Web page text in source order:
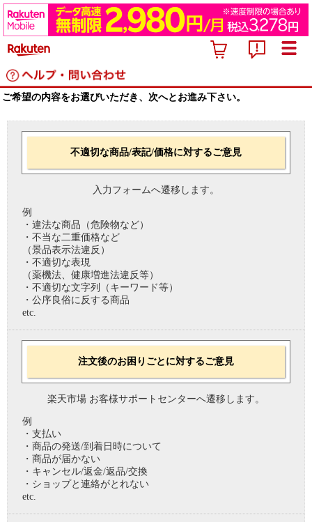
ご希望の内容をお選びいただき、次へとお進み下さい。
不適切な商品/表記/価格に対するご意見
入力フォームへ遷移します。
例
・違法な商品（危険物など）
・不当な二重価格など
（景品表示法違反）
・不適切な表現
（薬機法、健康増進法違反等）
・不適切な文字列（キーワード等）
・公序良俗に反する商品
etc.
注文後のお困りごとに対するご意見
楽天市場 お客様サポートセンターへ遷移します。
例
・支払い
・商品の発送/到着日時について
・商品が届かない
・キャンセル/返金/返品/交換
・ショップと連絡がとれない
etc.